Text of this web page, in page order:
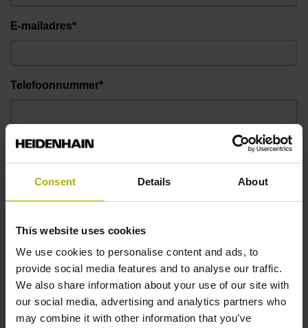
Consent Details About
This website uses cookies
We use cookies to personalise content and ads, to
provide social media features and to analyse our traffic.
We also share information about your use of our site with
our social media, advertising and analytics partners who
may combine it with other information that you’ve
E-mailadres*
Telefoonnummer*
Bericht